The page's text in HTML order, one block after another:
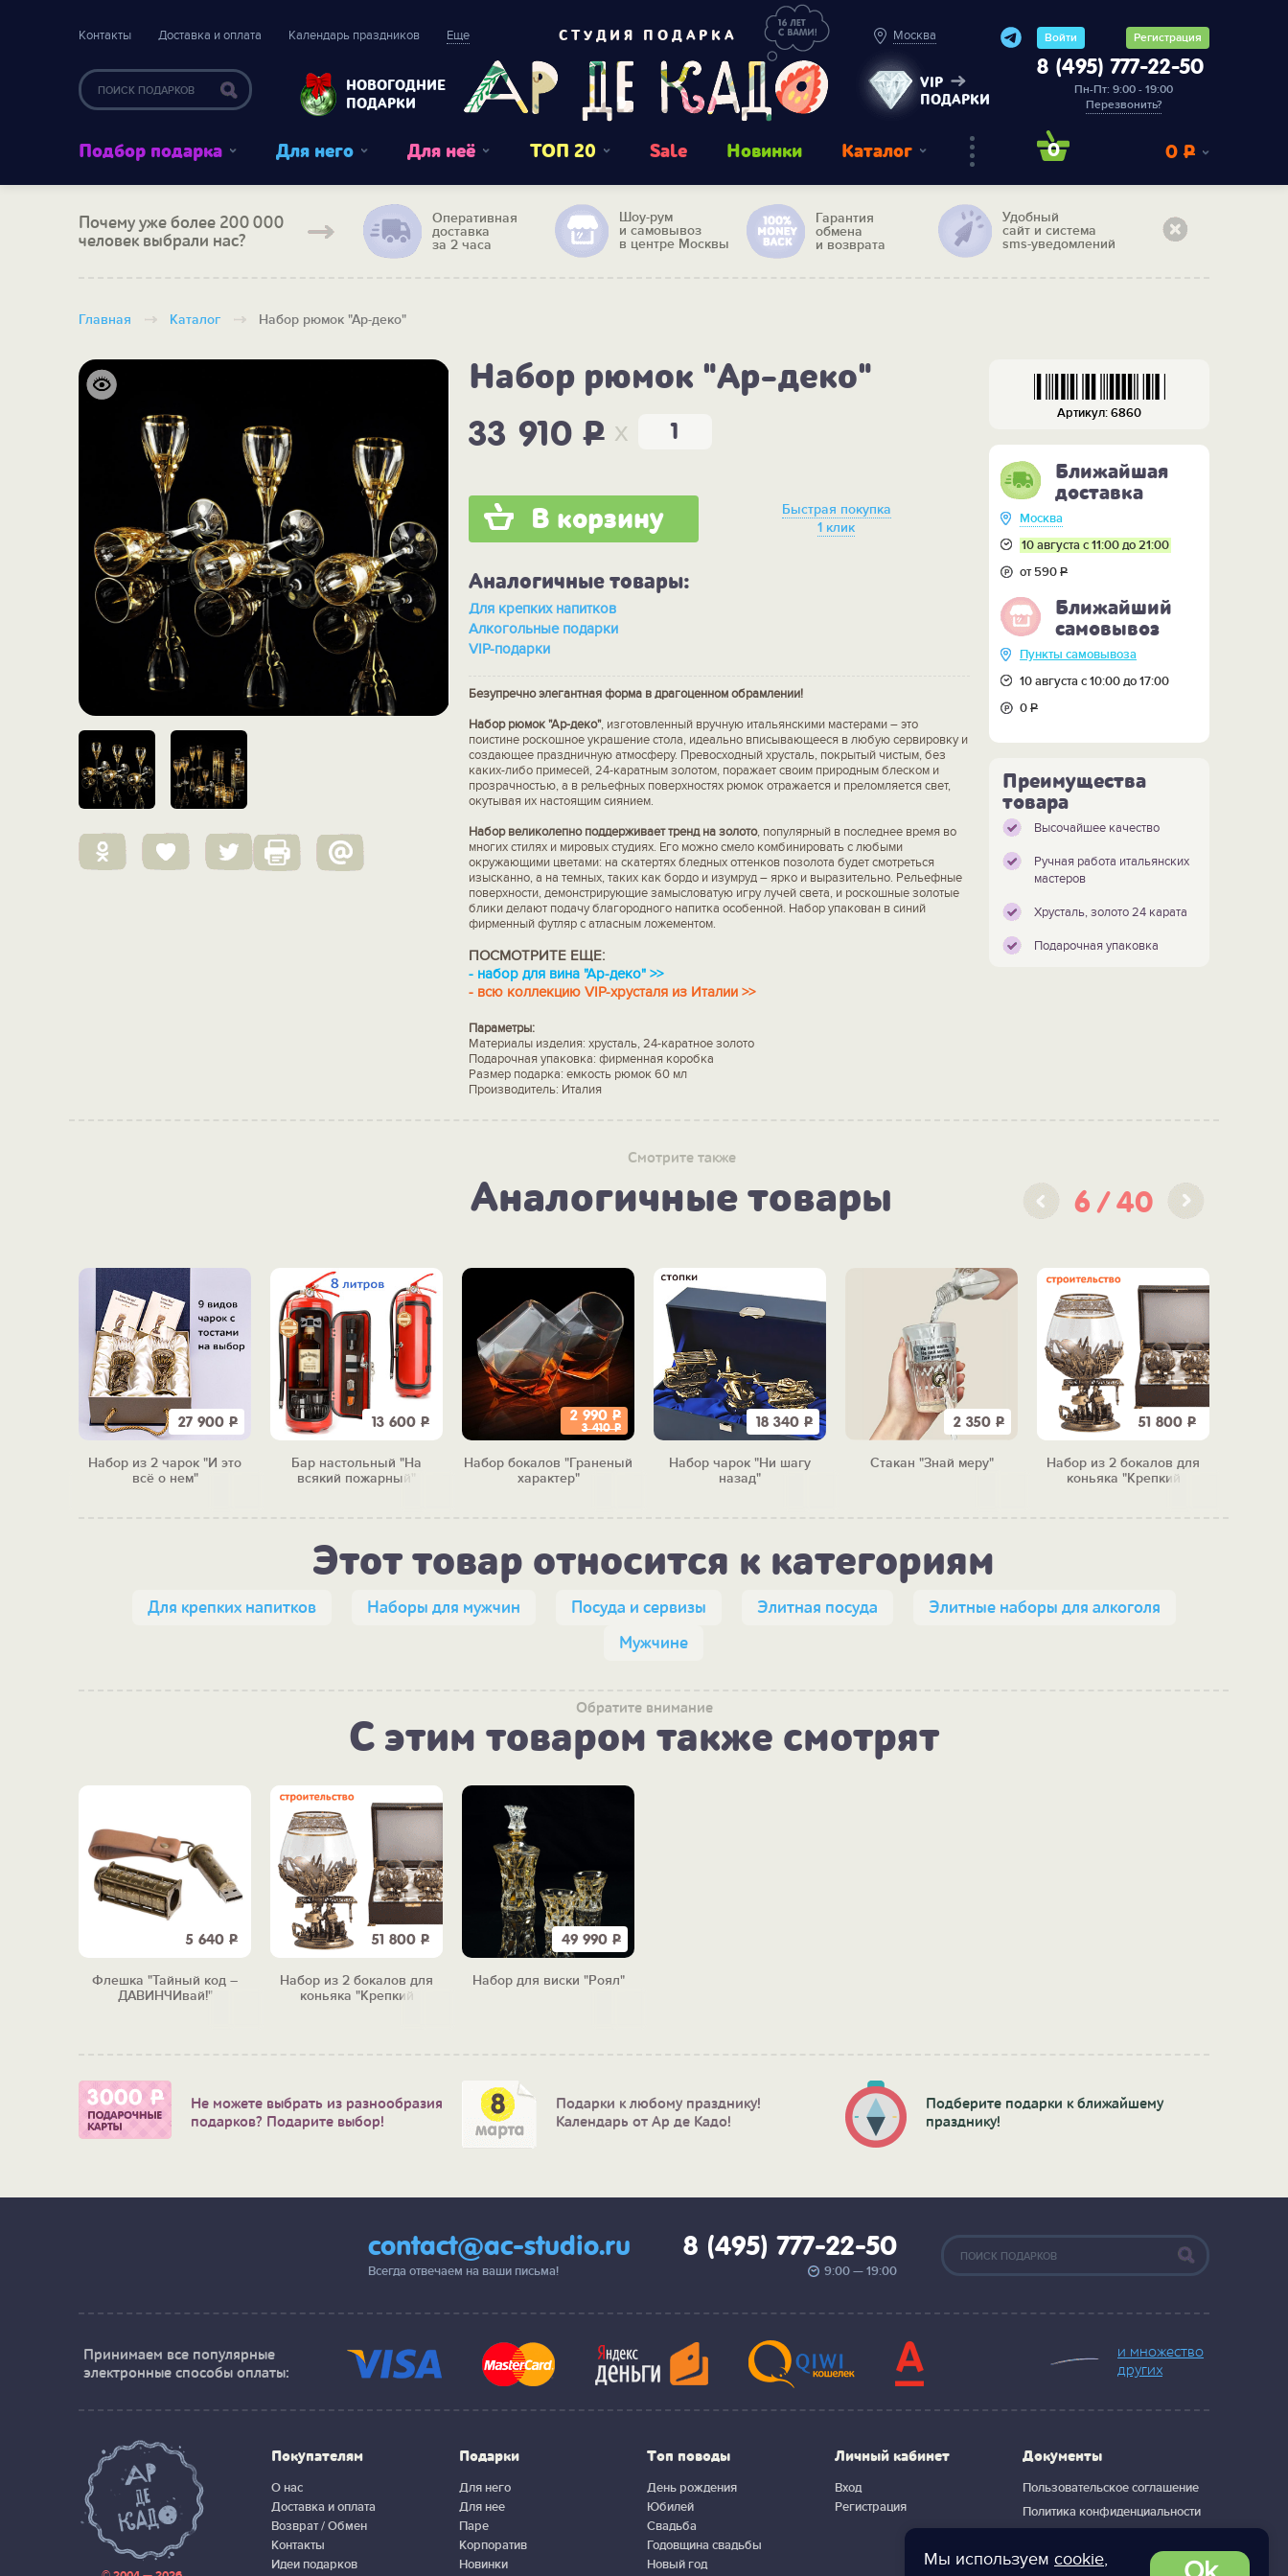
Мы используем cookie,
Контакты Доставка и оплата Календарь праздников Еще
НОВОГОДНИЕ
ПОДАРКИ
СТУДИЯ ПОДАРКА Москва
VIP
ПОДАРКИ
Войти Регистрация
8 (495) 777-22-50
Пн-Пт: 9:00 - 19:00
Перезвонить?
Подбор подарка Для него Для неё ТОП 20 Sale Новинки Каталог 0 0 Р
Почему уже более 200 000
человек выбрали нас?
Оперативная
доставка
за 2 часа
Шоу-рум
и самовывоз
в центре Москвы
Гарантия
обмена
и возврата
Удобный
сайт и система
sms-уведомлений
Главная Каталог Набор рюмок "Ар-деко"
Набор рюмок "Ар-деко"
33 910P x
В корзину
Быстрая покупка
1 клик
Аналогичные товары:
Для крепких напитков
Алкогольные подарки
VIP-подарки
Безупречно элегантная форма в драгоценном обрамлении!
Набор рюмок "Ар-деко", изготовленный вручную итальянскими мастерами – это
поистине роскошное украшение стола, идеально вписывающееся в любую сервировку и
создающее праздничную атмосферу. Превосходный хрусталь, покрытый чистым, без
каких-либо примесей, 24-каратным золотом, поражает своим природным блеском и
прозрачностью, а в рельефных поверхностях рюмок отражается и преломляется свет,
окутывая их настоящим сиянием.
Набор великолепно поддерживает тренд на золото, популярный в последнее время во
многих стилях и мировых студиях. Его можно смело комбинировать с любыми
окружающими цветами: на скатертях бледных оттенков позолота будет смотреться
изысканно, а на темных, таких как бордо и изумруд – ярко и выразительно. Рельефные
поверхности, демонстрирующие замысловатую игру лучей света, и роскошные золотые
блики делают подачу благородного напитка особенной. Набор упакован в синий
фирменный футляр с атласным ложементом.
ПОСМОТРИТЕ ЕЩЕ:
- набор для вина "Ар-деко" >>
- всю коллекцию VIP-хрусталя из Италии >>
Параметры:
Материалы изделия: хрусталь, 24-каратное золото
Подарочная упаковка: фирменная коробка
Размер подарка: емкость рюмок 60 мл
Производитель: Италия
Артикул: 6860
Ближайшая
доставка
Москва
10 августа с 11:00 до 21:00
от 590Р
Ближайший
самовывоз
Пункты самовывоза
10 августа с 10:00 до 17:00
0Р
Преимущества
товара
Высочайшее качество
Ручная работа итальянских
мастеров
Хрусталь, золото 24 карата
Подарочная упаковка
Смотрите также
Аналогичные товары 6 40
27 900 Р
Набор из 2 чарок "И это
всё о нем"
13 600 Р
Бар настольный "На
всякий пожарный"
2 990 Р
3 410Р
Набор бокалов "Граненый
характер"
18 340 Р
Набор чарок "Ни шагу
назад"
2 350 Р
Стакан "Знай меру"
51 800 Р
Набор из 2 бокалов для
коньяка "Крепкий
Этот товар относится к категориям
Для крепких напитков Наборы для мужчин Посуда и сервизы Элитная посуда
Элитные наборы для алкоголя
Мужчине
Обратите внимание
С этим товаром также смотрят
5 640 Р
Флешка "Тайный код –
ДАВИНЧИвай!"
51 800 Р
Набор из 2 бокалов для
коньяка "Крепкий
49 990 Р
Набор для виски "Роял"
Не можете выбрать из разнообразия
подарков? Подарите выбор!
Подарки к любому празднику!
Календарь от Ар де Кадо!
Подберите подарки к ближайшему
празднику!
contact@ac-studio.ru
Всегда отвечаем на ваши письма!
8 (495) 777-22-50
9:00 — 19:00
Принимаем все популярные
электронные способы оплаты:
и множество
других
Покупателям
О нас
Доставка и оплата
Возврат / Обмен
Контакты
Идеи подарков
Подарки
Для него
Для нее
Паре
Корпоратив
Новинки
Топ поводы
День рождения
Юбилей
Свадьба
Годовщина свадьбы
Новый год
Личный кабинет
Вход
Регистрация
Документы
Пользовательское соглашение
Политика конфиденциальности